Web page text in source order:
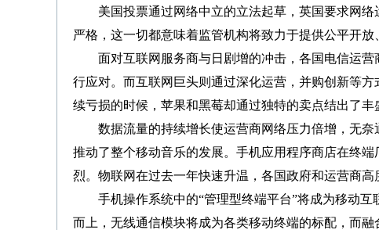
美国投票通过网络中立的立法起草，英国要求网络
严格，这一切都意味着监管机构将致力于提供公平开放
面对互联网服务商与日剧增的冲击，各国电信运营
行应对。而互联网巨头则通过深化运营，并购创新等
续亏损的时候，苹果和黑莓却通过独特的卖点结出了丰
数据流量的持续增长使运营商网络压力倍增，无奈
推动了整个移动音乐的发展。手机应用程序商店在终
烈。物联网在过去一年快速升温，各国政府和运营商高
手机操作系统中的“管理型终端平台”将成为移动互
而上，无线通信模块将成为各类移动终端的标配，而融